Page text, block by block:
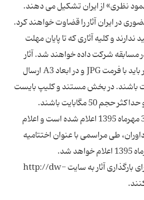
نظری» از ایران تشکیل می دهند.
ندارند و کلیه آثاری که تا پایان مهلت
مسابقه شرکت داده خواهند شد. آثار
گرافیکی، ژاسی کاریکاتور باید با فرمت JPG و در ابعاد A3 ارسال
5 مگابایت باشند. در بخش مستند و کلیپ بایست
مهلت ارسال آثار نیز تا 30 مهرماه 1395 اعلام شده است و اعلام
طی مراسمی با عنوان اختتامیه
علاقمندان می توانند برای بارگذاری آثار به سایت http://dw-